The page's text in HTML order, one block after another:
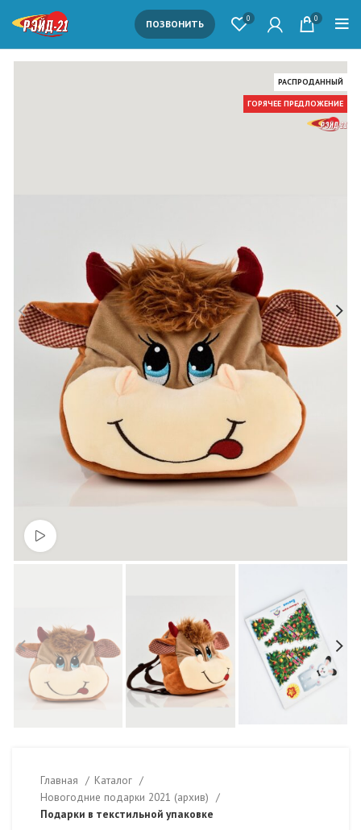
ПОЗВОНИТЬ 0 0
РАСПРОДАННЫЙ
ГОРЯЧЕЕ ПРЕДЛОЖЕНИЕ
Главная
Каталог
Новогодние подарки 2021 (архив)
Подарки в текстильной упаковке